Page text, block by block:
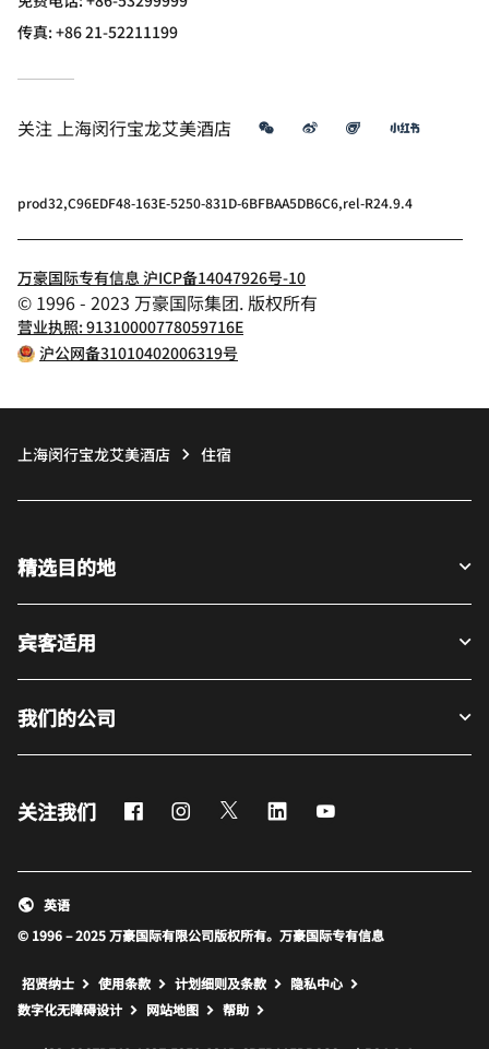
传真:+86 21-52211199
关注 上海闵行宝龙艾美酒店 微信 微博 飞猪 小红书
prod32,C96EDF48-163E-5250-831D-6BFBAA5DB6C6,rel-R24.9.4
万豪国际专有信息 沪ICP备14047926号-10
© 1996 - 2023 万豪国际集团. 版权所有
营业执照: 91310000778059716E
沪公网备31010402006319号
上海闵行宝龙艾美酒店 住宿
精选目的地
宾客适用
我们的公司
关注我们 FacebookInstagram
Twitter LinkedIn
© 1996 – 2025 万豪国际有限公司版权所有。万豪国际专有信息
英语
招贤纳士 使用条款 计划细则及条款
隐私中心
数字化无障碍设计
网站地图 打开新窗口
帮助